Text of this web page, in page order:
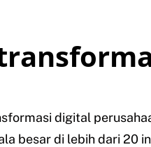
digital
besar di lebih dari 20